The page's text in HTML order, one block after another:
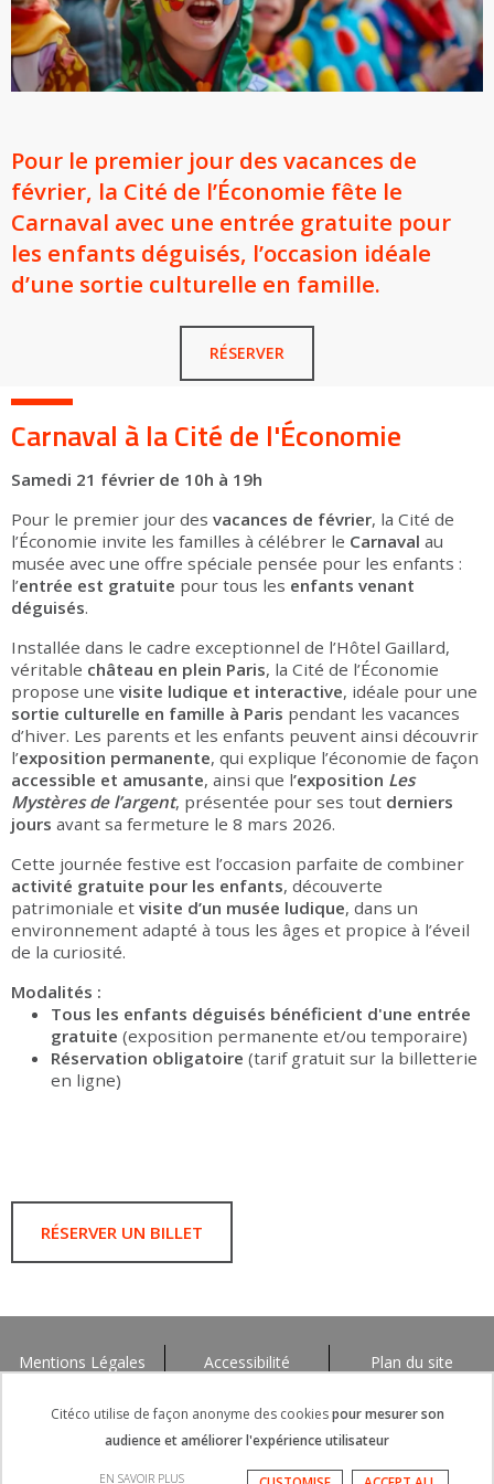
Pour le premier jour des vacances de
février, la Cité de l’Économie fête le
Carnaval avec une entrée gratuite pour
les enfants déguisés, l’occasion idéale
d’une sortie culturelle en famille.
RÉSERVER
Carnaval à la Cité de l'Économie
Samedi 21 février de 10h à 19h
Pour le premier jour des vacances de février, la Cité de
l’Économie invite les familles à célébrer le Carnaval au
musée avec une offre spéciale pensée pour les enfants :
l’entrée est gratuite pour tous les enfants venant
déguisés.
Installée dans le cadre exceptionnel de l’Hôtel Gaillard,
véritable château en plein Paris, la Cité de l’Économie
propose une visite ludique et interactive, idéale pour une
sortie culturelle en famille à Paris pendant les vacances
d’hiver. Les parents et les enfants peuvent ainsi découvrir
l’exposition permanente, qui explique l’économie de façon
accessible et amusante, ainsi que l’exposition Les
Mystères de l’argent, présentée pour ses tout derniers
jours avant sa fermeture le 8 mars 2026.
Cette journée festive est l’occasion parfaite de combiner
activité gratuite pour les enfants, découverte
patrimoniale et visite d’un musée ludique, dans un
environnement adapté à tous les âges et propice à l’éveil
de la curiosité.
Modalités :
Tous les enfants déguisés bénéficient d'une entrée
gratuite (exposition permanente et/ou temporaire)
Réservation obligatoire (tarif gratuit sur la billetterie
en ligne)
RÉSERVER UN BILLET
Mentions Légales Accessibilité Plan du site
Citéco utilise de façon anonyme des cookiespour mesurer son
audience et améliorer l'expérience utilisateur
EN SAVOIR PLUS